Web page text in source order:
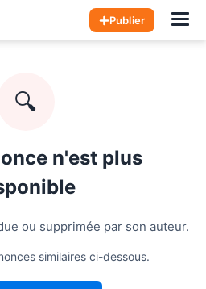
Publier
🔍
n'est plus
ou supprimée par son auteur.
similaires ci-dessous.